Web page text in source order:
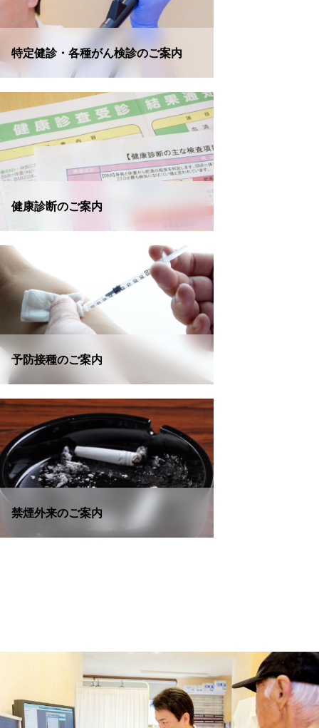
特定健診・各種がん検診のご案内
健康診断のご案内
予防接種のご案内
禁煙外来のご案内